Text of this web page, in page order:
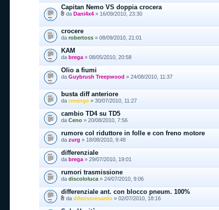
Capitan Nemo VS doppia crocera
da Dani4x4 » 16/09/2010, 23:30
crocere
da robertoss » 08/09/2010, 21:01
KAM
da brega » 08/05/2010, 20:58
Olio a fiumi
da Guybrush Treepwood » 24/08/2010, 11:37
busta diff anteriore
da revenge » 30/07/2010, 11:27
cambio TD4 su TD5
da Ceno » 20/08/2010, 7:56
rumore col riduttore in folle e con freno motore
da zurg » 18/08/2010, 9:48
differenziale
da brega » 29/07/2010, 19:01
rumori trasmissione
da discololuca » 24/07/2010, 9:06
differenziale ant. con blocco pneum. 100%
da difensoresardo » 02/07/2010, 18:16